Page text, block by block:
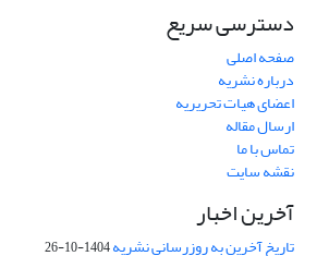
دسترسی سریع
صفحه اصلی
درباره نشریه
اعضای هیات تحریریه
ارسال مقاله
تماس با ما
نقشه سایت
آخرین اخبار
تاریخ آخرین به روزرسانی نشریه1404-10-26